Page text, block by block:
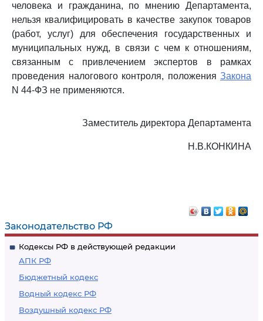
Законодательство РФ
Кодексы РФ в действующей редакции
АПК РФ
Бюджетный кодекс
Водный кодекс РФ
Воздушный кодекс РФ
человека и гражданина, по мнению Департамента,
нельзя квалифицировать в качестве закупок товаров
(работ, услуг) для обеспечения государственных и
муниципальных нужд, в связи с чем к отношениям,
связанным с привлечением экспертов в рамках
проведения налогового контроля, положения Закона
N 44-ФЗ не применяются.
Заместитель директора Департамента
Н.В.КОНКИНА